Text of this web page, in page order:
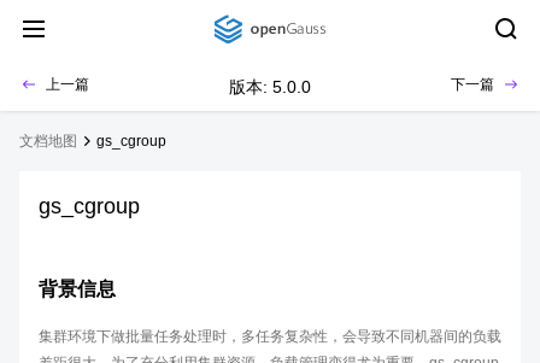
上一篇 版本: 5.0.0 下一篇
文档地图 gs_cgroup
gs_cgroup
背景信息
集群环境下做批量任务处理时，多任务复杂性，会导致不同机器间的负载